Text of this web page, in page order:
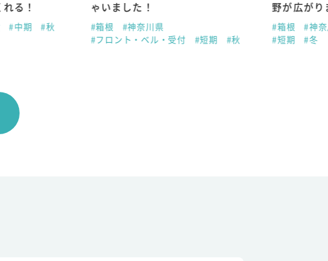
ゃいました！
#箱根
#神奈川県
#フロント・ベル・受付
#短期 #秋
野が広がりました
#宿泊業務
#短期
#冬